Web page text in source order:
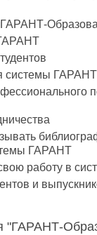
системы ГАРАНТ
ГАРАНТ
работу в
и
"ГАРАНТ-